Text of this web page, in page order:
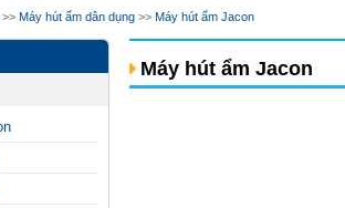
in
domains/sieuthimaycongnghiep.vn/
>> Máy hút ẩm dân dụng >> Máy hút ẩm Jacon
Máy hút ẩm Jacon